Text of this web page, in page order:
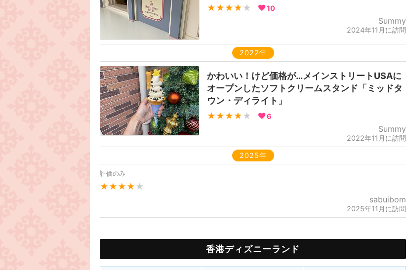
★★★★ ★ 10
Summy
2024年11月に訪問
2022年
かわいい！けど価格が…メインストリートUSAに
オープンしたソフトクリームスタンド「ミッドタ
ウン・ディライト」
★★★★ ★ 6
Summy
2022年11月に訪問
2025年
評価のみ
★★★★ ★
sabuibom
2025年11月に訪問
香港ディズニーランド